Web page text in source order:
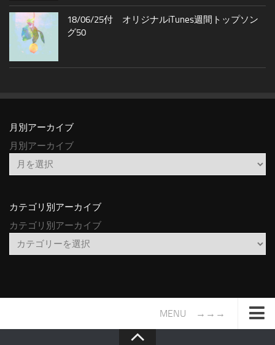
18/06/25付 オリジナルiTunes週間トップソン
グ50
月別アーカイブ
月別アーカイブ
カテゴリ別アーカイブ
カテゴリ別アーカイブ
MENU →→→